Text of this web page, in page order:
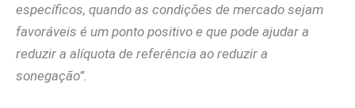
específicos, quando as condições de mercado sejam
favoráveis é um ponto positivo e que pode ajudar a
reduzir a alíquota de referência ao reduzir a
sonegação”.